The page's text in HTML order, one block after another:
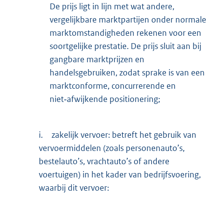
De prijs ligt in lijn met wat andere,
vergelijkbare marktpartijen onder normale
marktomstandigheden rekenen voor een
soortgelijke prestatie. De prijs sluit aan bij
gangbare marktprijzen en
handelsgebruiken, zodat sprake is van een
marktconforme, concurrerende en
niet‑afwijkende positionering;
i.
zakelijk vervoer: betreft het gebruik van
vervoermiddelen (zoals personenauto’s,
bestelauto’s, vrachtauto’s of andere
voertuigen) in het kader van bedrijfsvoering,
waarbij dit vervoer: